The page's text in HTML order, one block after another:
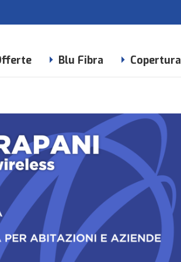
Blu Fibra Copertura